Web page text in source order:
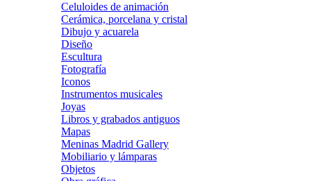
Celuloides de animación
Cerámica, porcelana y cristal
Dibujo y acuarela
Diseño
Escultura
Fotografía
Iconos
Instrumentos musicales
Joyas
Libros y grabados antiguos
Mapas
Meninas Madrid Gallery
Mobiliario y lámparas
Objetos